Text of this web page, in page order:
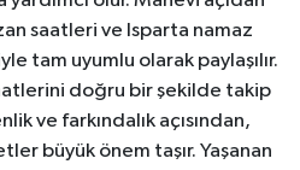
saatleri ve Isparta namaz
tam uyumlu olarak paylaşılır.
doğru bir şekilde takip
ve farkındalık açısından,
büyük önem taşır. Yaşanan